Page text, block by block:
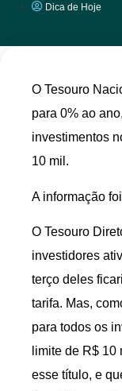
Dica de Hoje
O Tesouro
para 0% ao
investimentos
10 mil.
A informação
O Tesouro
investidores
terço deles
tarifa. Mas,
para todos os
limite de R$
esse título, e